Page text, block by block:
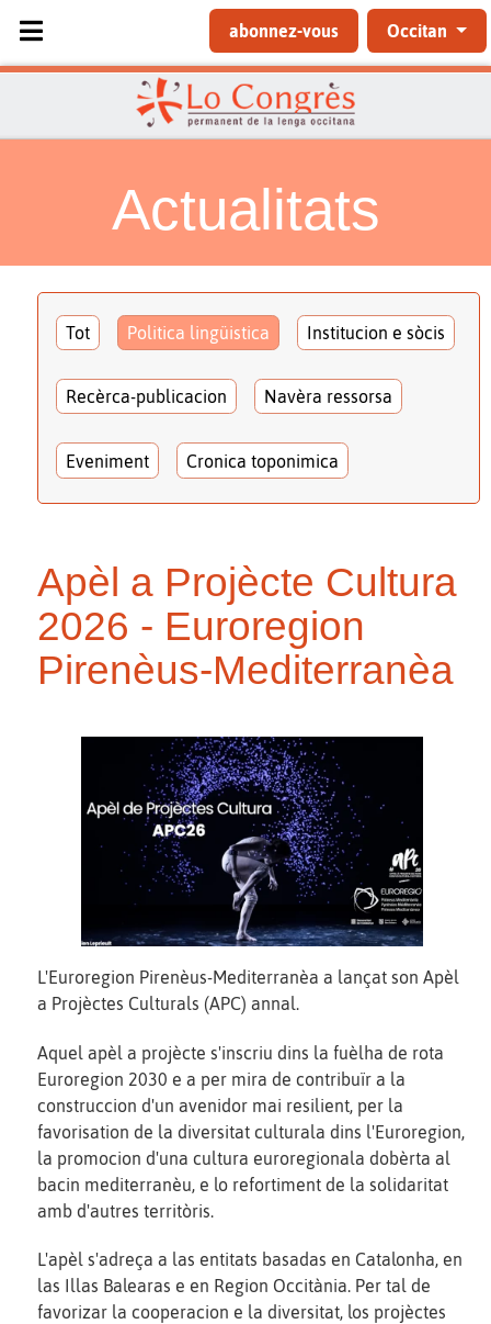
Sélectionnez votre langue
abonnez-vous Occitan
Actualitats
Tot Politica lingüistica Institucion e sòcis
Recèrca-publicacion Navèra ressorsa
Eveniment Cronica toponimica
Apèl a Projècte Cultura
2026 - Euroregion
Pirenèus-Mediterranèa
L'Euroregion Pirenèus-Mediterranèa a lançat son Apèl
a Projèctes Culturals (APC) annal.
Aquel apèl a projècte s'inscriu dins la fuèlha de rota
Euroregion 2030 e a per mira de contribuïr a la
construccion d'un avenidor mai resilient, per la
favorisation de la diversitat culturala dins l'Euroregion,
la promocion d'una cultura euroregionala dobèrta al
bacin mediterranèu, e lo refortiment de la solidaritat
amb d'autres territòris.
L'apèl s'adreça a las entitats basadas en Catalonha, en
las Illas Balearas e en Region Occitània. Per tal de
favorizar la cooperacion e la diversitat, los projèctes